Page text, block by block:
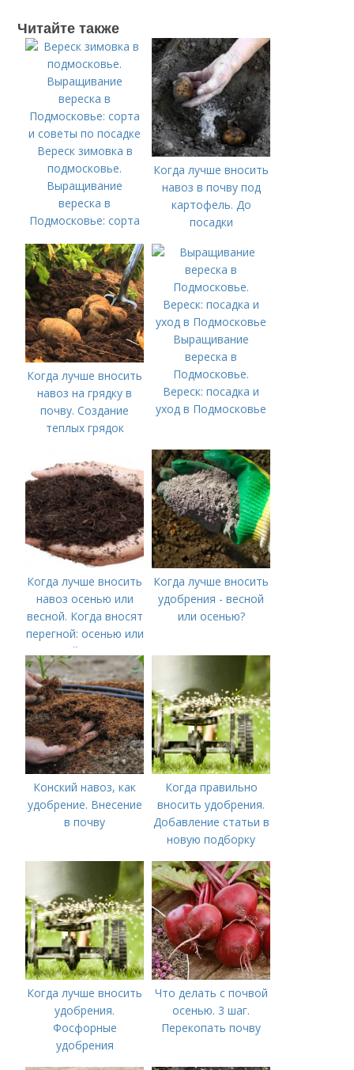
Читайте также
Вереск зимовка в
подмосковье.
Выращивание
вереска в
Подмосковье: сорта
Когда лучше вносить
навоз в почву под
картофель. До
посадки
Когда лучше вносить
навоз на грядку в
почву. Создание
теплых грядок
Выращивание
вереска в
Подмосковье.
Вереск: посадка и
уход в Подмосковье
Когда лучше вносить
навоз осенью или
весной. Когда вносят
перегной: осенью или
весной, правила
внесения удобрений
Когда лучше вносить
удобрения - весной
или осенью?
Конский навоз, как
удобрение. Внесение
в почву
Когда правильно
вносить удобрения.
Добавление статьи в
новую подборку
Когда лучше вносить
удобрения.
Фосфорные
удобрения
Что делать с почвой
осенью. 3 шаг.
Перекопать почву